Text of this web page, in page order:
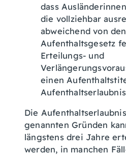
dass
die vollziehbar
abweichend von
Aufenthaltsgesetz
Erteilungs- und
einen
Die
genannten Gründen
längstens drei Jahre
werden, in manchen